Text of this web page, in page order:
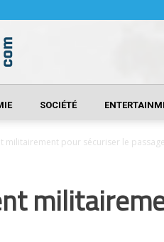
SOCIÉTÉ
militairement pour sécuriser le